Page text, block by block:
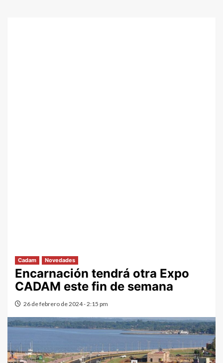
Cadam Novedades
Encarnación tendrá otra Expo
CADAM este fin de semana
26 de febrero de 2024 - 2:15 pm